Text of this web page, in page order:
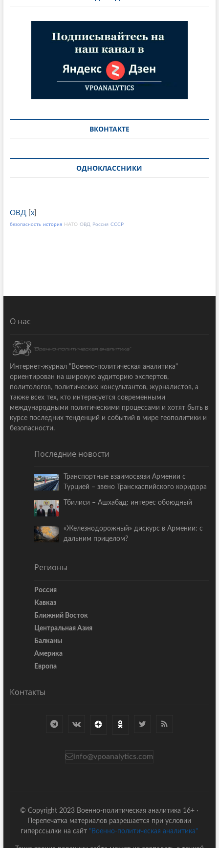
ВКОНТАКТЕ
ОДНОКЛАССНИКИ
ОВД[ x]
безопасность история НАТО ОВД Россия СССР
О нас
Интернет-журнал "Военно-политическая аналитика"
ориентирован на широкую аудиторию экспертов,
политологов, политических консультантов, журналистов, а
также всех тех, кто интересуется современными
международными политическими процессами и хотят быть в
курсе последних тенденций и событий в мире геополитики и
безопасности.
Последние новости
Транспортные взаимосвязи Армении с
Турцией – звено Транскаспийского коридора
Тбилиси – Ашхабад: интерес обоюдный
«Железнодорожный» дискурс в Армении: с
дальним прицелом?
Регионы
Россия
Кавказ
Ближний Восток
Центральная Азия
Балканы
Америка
Европа
Контакты
info@vpoanalytics.com
© Copyright 2023 Военно-политическая аналитика 16+ ·
Перепечатка материалов разрешается при условии
гиперссылки на сайт "Военно-политическая аналитика"